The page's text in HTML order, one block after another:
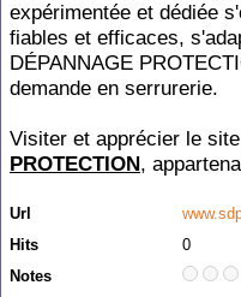
expérimentée et dédiée
fiables et efficaces,
DÉPANNAGE
demande en serrurerie.
Visiter et apprécier le site
PROTECTION,
Url
Hits
0
Notes